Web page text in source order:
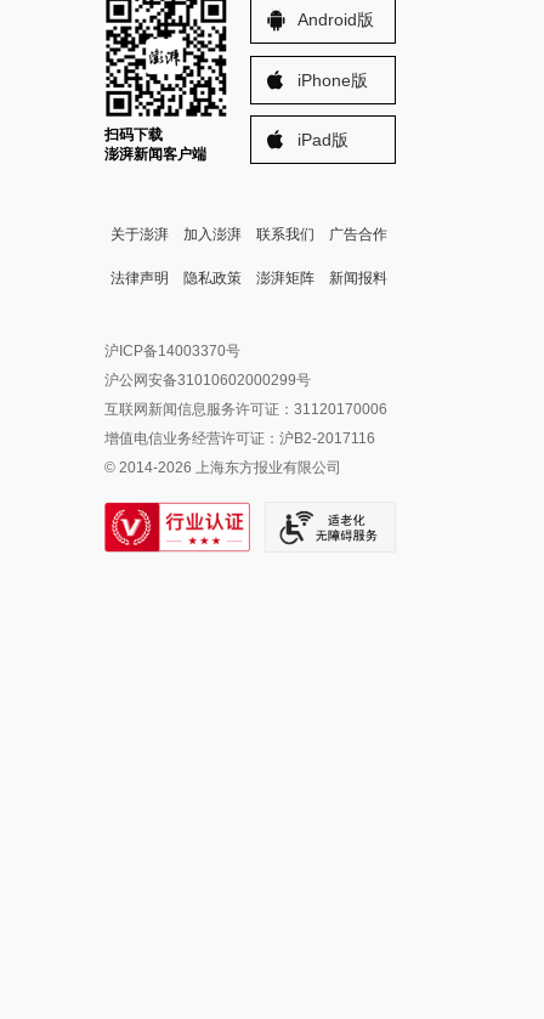
扫码下载
澎湃新闻客户端
Android版
iPhone版
iPad版
关于澎湃 加入澎湃 联系我们 广告合作
法律声明 隐私政策 澎湃矩阵
澎湃新闻公众号
澎湃新闻抖音号
派生万物开放平台
IP SHANGHAI
SIXTH TONE
新闻报料
报料邮箱: news@thepaper.cn
沪ICP备14003370号
沪公网安备31010602000299号
互联网新闻信息服务许可证：31120170006
增值电信业务经营许可证：沪B2-2017116
© 2014-2026 上海东方报业有限公司